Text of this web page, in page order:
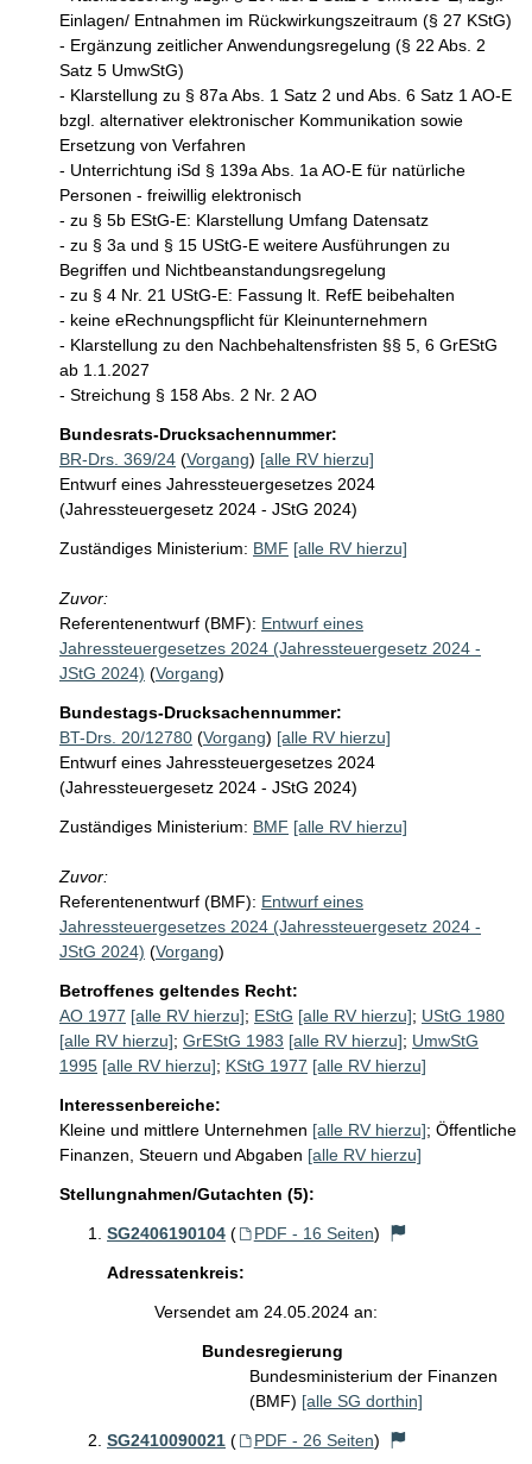
Einlagen/ Entnahmen im Rückwirkungszeitraum (§ 27 KStG)
- Ergänzung zeitlicher Anwendungsregelung (§ 22 Abs. 2
Satz 5 UmwStG)
- Klarstellung zu § 87a Abs. 1 Satz 2 und Abs. 6 Satz 1 AO-E
bzgl. alternativer elektronischer Kommunikation sowie
Ersetzung von Verfahren
- Unterrichtung iSd § 139a Abs. 1a AO-E für natürliche
Personen - freiwillig elektronisch
- zu § 5b EStG-E: Klarstellung Umfang Datensatz
- zu § 3a und § 15 UStG-E weitere Ausführungen zu
Begriffen und Nichtbeanstandungsregelung
- zu § 4 Nr. 21 UStG-E: Fassung lt. RefE beibehalten
- keine eRechnungspflicht für Kleinunternehmern
- Klarstellung zu den Nachbehaltensfristen §§ 5, 6 GrEStG
ab 1.1.2027
- Streichung § 158 Abs. 2 Nr. 2 AO
Bundesrats-Drucksachennummer:
BR-Drs. 369/24 (Vorgang) [alle RV hierzu]
Entwurf eines Jahressteuergesetzes 2024
(Jahressteuergesetz 2024 - JStG 2024)
Zuständiges Ministerium: BMF [alle RV hierzu]
Zuvor:
Referentenentwurf (BMF): Entwurf eines
Jahressteuergesetzes 2024 (Jahressteuergesetz 2024 -
JStG 2024) (Vorgang)
Bundestags-Drucksachennummer:
BT-Drs. 20/12780 (Vorgang) [alle RV hierzu]
Entwurf eines Jahressteuergesetzes 2024
(Jahressteuergesetz 2024 - JStG 2024)
Zuständiges Ministerium: BMF [alle RV hierzu]
Zuvor:
Referentenentwurf (BMF): Entwurf eines
Jahressteuergesetzes 2024 (Jahressteuergesetz 2024 -
JStG 2024) (Vorgang)
Betroffenes geltendes Recht:
AO 1977 [alle RV hierzu]; EStG [alle RV hierzu]; UStG 1980
[alle RV hierzu]; GrEStG 1983 [alle RV hierzu]; UmwStG
1995 [alle RV hierzu]; KStG 1977 [alle RV hierzu]
Interessenbereiche:
Kleine und mittlere Unternehmen [alle RV hierzu]; Öffentliche
Finanzen, Steuern und Abgaben [alle RV hierzu]
Stellungnahmen/Gutachten (5):
SG2406190104 ( PDF - 16 Seiten)
Adressatenkreis:
Versendet am 24.05.2024 an:
Bundesregierung
Bundesministerium der Finanzen
(BMF) [alle SG dorthin]
SG2410090021 ( PDF - 26 Seiten)